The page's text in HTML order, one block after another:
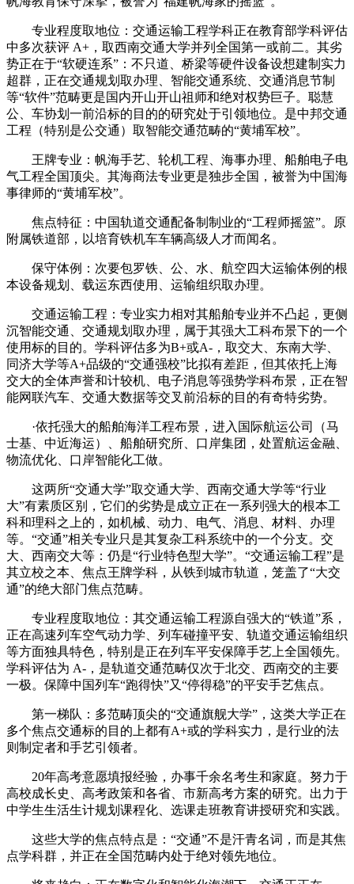
专业程度取地位：交通运输工程学科正在教育部学科评估
中多次获评 A+，取西南交通大学并列全国第一或前二。其劣
势正在于“软硬连系”：不只道、桥梁等硬件设备设想建制实力
超群，正在交通规划取办理、智能交通系统、交通消息节制
等“软件”范畴更是国内开山开山祖师和绝对权势巨子。聪慧
公、车协划一前沿标的目的的研究处于引领地位。是中邦交通
工程（特别是公交通）取智能交通范畴的“黄埔军校”。
王牌专业：帆海手艺、轮机工程、海事办理、船舶电子电
气工程全国顶尖。其海商法专业更是独步全国，被誉为中国海
事律师的“黄埔军校”。
焦点特征：中国轨道交通配备制制业的“工程师摇篮”。原
附属铁道部，以培育铁机车车辆高级人才而闻名。
保守体例：次要包罗铁、公、水、航空四大运输体例的根
本设备规划、载运东西使用、运输组织取办理。
交通运输工程：专业实力相对其船舶专业并不凸起，更侧
沉智能交通、交通规划取办理，属于其强大工科布景下的一个
使用标的目的。学科评估多为B+或A-，取交大、东南大学、
同济大学等A+品级的“交通强校”比拟有差距，但其依托上海
交大的全体声誉和计较机、电子消息等强势学科布景，正在智
能网联汽车、交通大数据等交叉前沿标的目的有奇特劣势。
·依托强大的船舶海洋工程布景，进入国际航运公司（马
士基、中近海运）、船舶研究所、口岸集团，处置航运金融、
物流优化、口岸智能化工做。
这两所“交通大学”取交通大学、西南交通大学等“行业
大”有素质区别，它们的劣势是成立正在一系列强大的根本工
科和理科之上的，如机械、动力、电气、消息、材料、办理
等。“交通”相关专业只是其复杂工科系统中的一个分支。交
大、西南交大等：仍是“行业特色型大学”。“交通运输工程”是
其立校之本、焦点王牌学科，从铁到城市轨道，笼盖了“大交
通”的绝大部门焦点范畴。
专业程度取地位：其交通运输工程源自强大的“铁道”系，
正在高速列车空气动力学、列车碰撞平安、轨道交通运输组织
等方面独具特色，特别是正在列车平安保障手艺上全国领先。
学科评估为 A-，是轨道交通范畴仅次于北交、西南交的主要
一极。保障中国列车“跑得快”又“停得稳”的平安手艺焦点。
第一梯队：多范畴顶尖的“交通旗舰大学”，这类大学正在
多个焦点交通标的目的上都有A+或的学科实力，是行业的法
则制定者和手艺引领者。
20年高考意愿填报经验，办事千余名考生和家庭。努力于
高校成长史、高考政策和各省、市新高考方案的研究。出力于
中学生生活生计规划课程化、选课走班教育讲授研究和实践。
这些大学的焦点特点是：“交通”不是汗青名词，而是其焦
点学科群，并正在全国范畴内处于绝对领先地位。